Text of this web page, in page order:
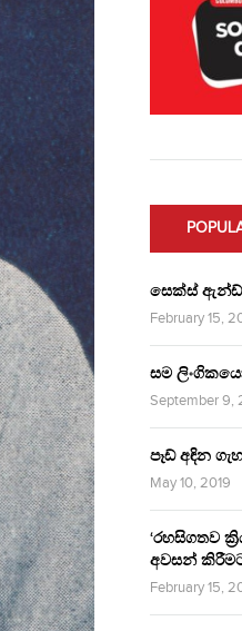
සෙක්ස් ඇන්ඩ්
February 15,
සම
September 9,
පෑඩ් අඳින
May 10, 2019
‘රහසිගතව
අවසන් කිරීමට
February 15,